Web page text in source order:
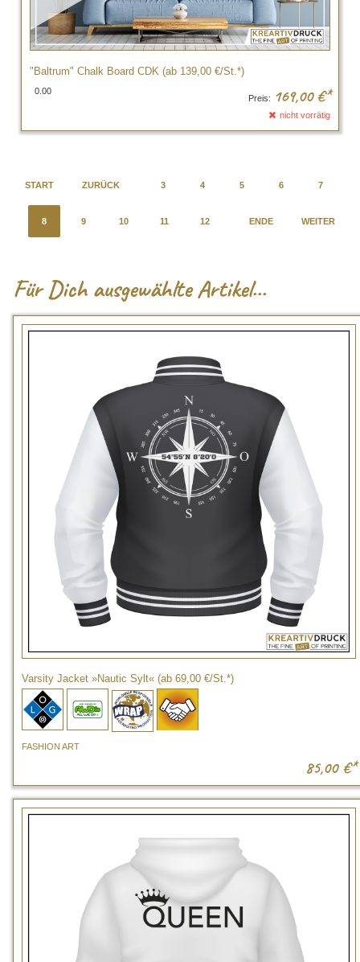
"Baltrum" Chalk Board CDK (ab 139,00 €/St.*)
0.00
Preis: 169,00 €*
nicht vorrätig
START ZURÜCK 3 4 5 6 7
8 9 10 11 12 WEITER
ENDE
FürDich ausgewählte Artikel...
Varsity Jacket »Nautic Sylt« (ab 69,00 €/St.*)
FASHION ART
85,00 €*